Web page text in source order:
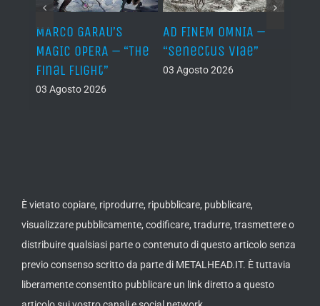
MARCO GARAU’S
MAGIC OPERA – “The
Final Flight”
03 Agosto 2026
AD FINEM OMNIA –
“Senectus Viae”
03 Agosto 2026
È vietato copiare, riprodurre, ripubblicare, pubblicare,
visualizzare pubblicamente, codificare, tradurre, trasmettere o
distribuire qualsiasi parte o contenuto di questo articolo senza
previo consenso scritto da parte di METALHEAD.IT. È tuttavia
liberamente consentito pubblicare un link diretto a questo